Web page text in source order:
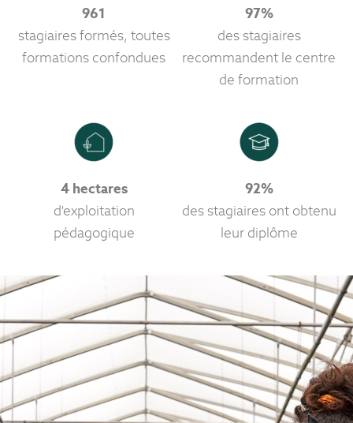
961
stagiaires formés, toutes
formations confondues
97%
des stagiaires
recommandent le centre
de formation
4 hectares
d'exploitation
pédagogique
92%
des stagiaires ont obtenu
leur diplôme